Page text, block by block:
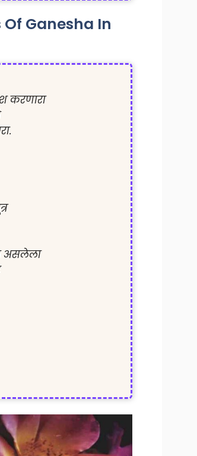
Ganesha In
करणारा
असलेला